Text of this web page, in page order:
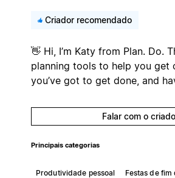
Criador recomendado
👋 Hi, I’m Katy from Plan. Do.
planning tools to help you get
you’ve got to get done, and
Falar com o
Principais categorias
Produtividade pessoal
Festas de fim